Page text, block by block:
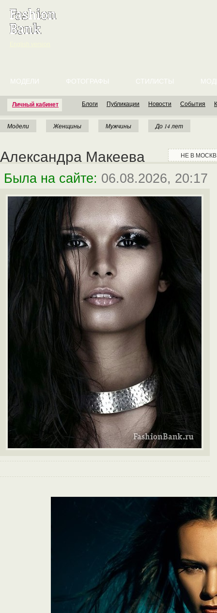
Личный кабинет
МОДЕЛИ ФОТОГРАФЫ СТИЛИСТЫ
Блоги Публикации Новости События
Модели Женщины Мужчины До 14 лет
Александра Макеева НЕ В
Была на сайте: 06.08.2026, 20:17